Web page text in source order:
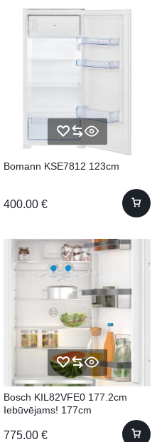
Bomann KSE7812 123cm
400.00 €
Bosch KIL82VFE0 177.2cm
Iebūvējams! 177cm
775.00 €